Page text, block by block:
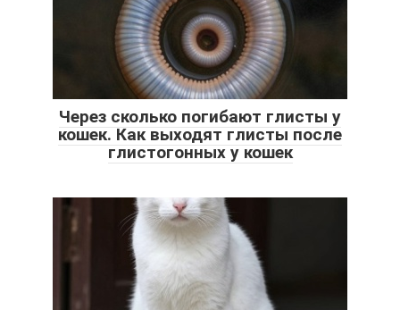
Через сколько погибают глисты у
кошек. Как выходят глисты после
глистогонных у кошек